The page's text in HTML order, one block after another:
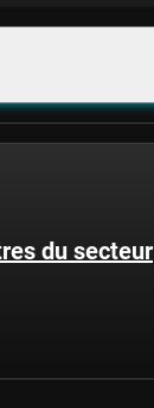
du secteur